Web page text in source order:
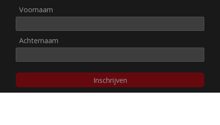
Voornaam
Achternaam
Inschrijven